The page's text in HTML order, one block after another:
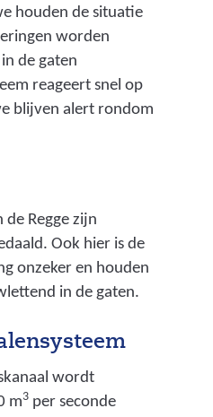
houden de situatie
worden
de gaten
reageert snel op
blijven alert rondom
de Regge zijn
Ook hier is de
onzeker en houden
in de gaten.
wordt
m3per seconde